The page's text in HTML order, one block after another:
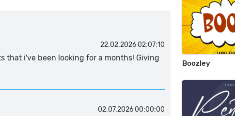
22.02.2026 02:07:10
that i've been looking for a months! Giving
02.07.2026 00:00:00
Boozley